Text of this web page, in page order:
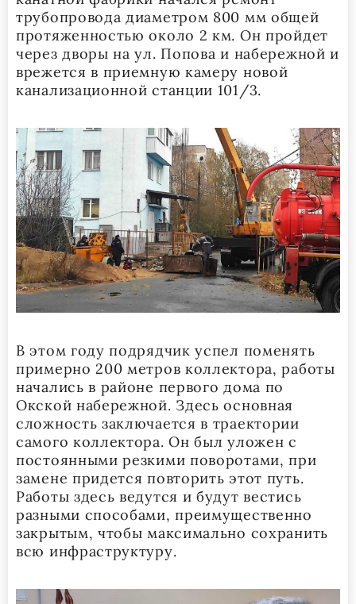
трубопровода диаметром 800 мм общей
протяженностью около 2 км. Он пройдет
через дворы на ул. Попова и набережной и
врежется в приемную камеру новой
канализационной станции 101/3.
В этом году подрядчик успел поменять
примерно 200 метров коллектора, работы
начались в районе первого дома по
Окской набережной. Здесь основная
сложность заключается в траектории
самого коллектора. Он был уложен с
постоянными резкими поворотами, при
замене придется повторить этот путь.
Работы здесь ведутся и будут вестись
разными способами, преимущественно
закрытым, чтобы максимально сохранить
всю инфраструктуру.